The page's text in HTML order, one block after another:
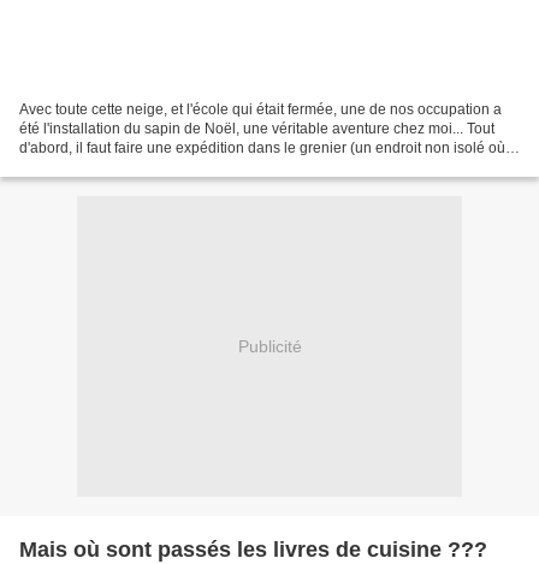
Avec toute cette neige, et l'école qui était fermée, une de nos occupation a
été l'installation du sapin de Noël, une véritable aventure chez moi... Tout
d'abord, il faut faire une expédition dans le grenier (un endroit non isolé où il
Publicité
Mais où sont passés les livres de cuisine ???